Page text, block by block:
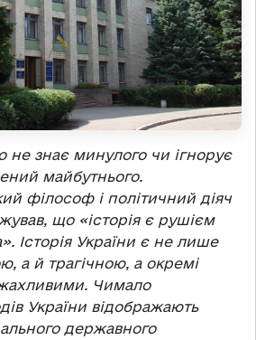
не знає минулого чи ігнорує
майбутнього.
філософ і політичний діяч
що «історія є рушієм
Історія України є не лише
а й трагічною, а окремі
жахливими. Чимало
України відображають
державного